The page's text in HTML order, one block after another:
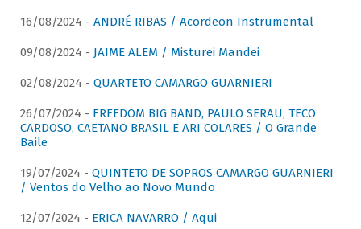
16/08/2024 - ANDRÉ RIBAS / Acordeon Instrumental
09/08/2024 - JAIME ALEM / Misturei Mandei
02/08/2024 - QUARTETO CAMARGO GUARNIERI
26/07/2024 - FREEDOM BIG BAND, PAULO SERAU, TECO
CARDOSO, CAETANO BRASIL E ARI COLARES / O Grande
Baile
19/07/2024 - QUINTETO DE SOPROS CAMARGO GUARNIERI
/ Ventos do Velho ao Novo Mundo
12/07/2024 - ERICA NAVARRO / Aqui